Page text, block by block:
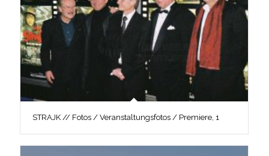
STRAJK // Fotos / Veranstaltungsfotos / Premiere, 1